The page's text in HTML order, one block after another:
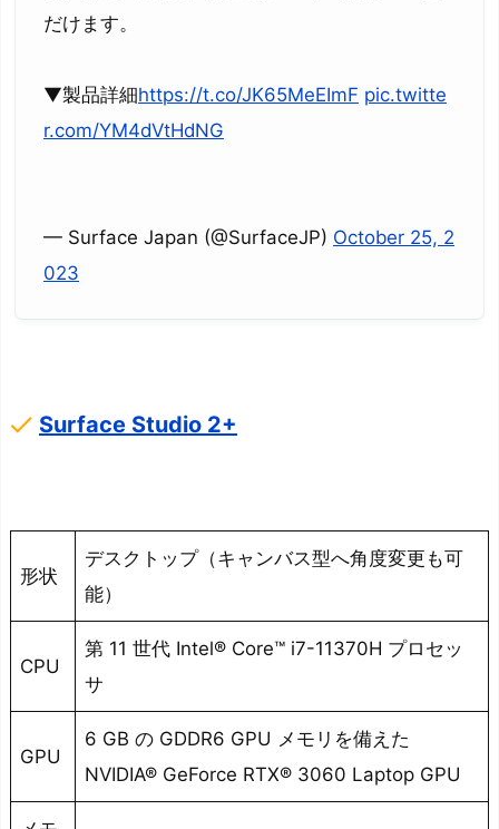
だけます。
▼製品詳細https://t.co/JK65MeEImF pic.twitte
r.com/YM4dVtHdNG
— Surface Japan (@SurfaceJP) October 25, 2
023
done Surface Studio 2+
形状
デスクトップ（キャンバス型へ角度変更も可
能）
CPU
第 11 世代 Intel® Core™ i7-11370H プロセッ
サ
GPU
6 GB の GDDR6 GPU メモリを備えた
NVIDIA® GeForce RTX® 3060 Laptop GPU